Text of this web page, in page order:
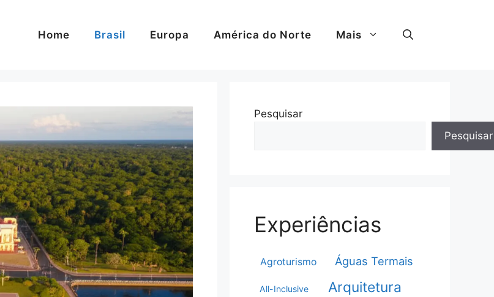
Home Brasil Europa América do Norte Mais
Pesquisar
Pesquisar
Experiências
Agroturismo Águas Termais
All-Inclusive Arquitetura